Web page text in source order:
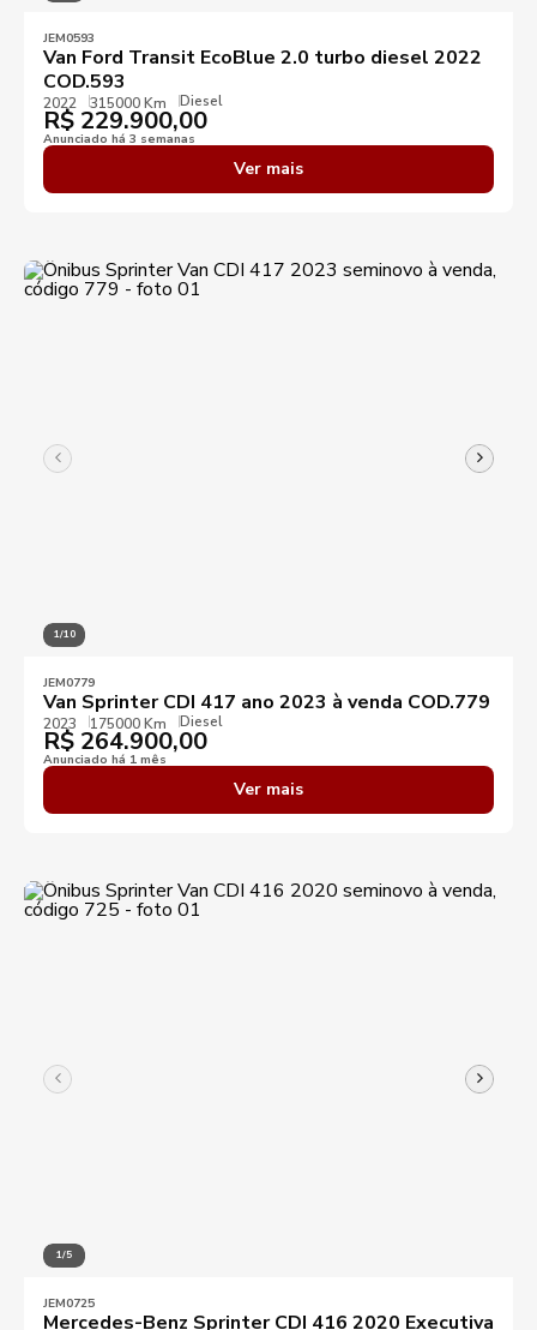
JEM0593
Van Ford Transit EcoBlue 2.0 turbo diesel 2022
COD.593
2022 315000 Km Diesel
R$ 229.900,00
Anunciado há 3 semanas
Ver mais
1/10
JEM0779
Van Sprinter CDI 417 ano 2023 à venda COD.779
2023 175000 Km Diesel
R$ 264.900,00
Anunciado há 1 mês
Ver mais
1/5
JEM0725
Mercedes-Benz Sprinter CDI 416 2020 Executiva